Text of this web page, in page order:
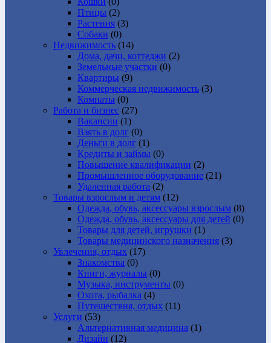
Птицы (2)
Растения (3)
Собаки (0)
Недвижимость (14)
Дома, дачи, коттеджи (2)
Земельные участки (0)
Квартиры (9)
Коммерческая недвижимость (3)
Комнаты (0)
Работа и бизнес (27)
Вакансии (1)
Взять в долг (0)
Деньги в долг (1)
Кредиты и займы (0)
Повышение квалификации (2)
Промышленное оборудование (21)
Удаленная работа (2)
Товары взрослым и детям (12)
Одежда, обувь, аксессуары взрослым (8)
Одежда, обувь, аксессуары для детей (0)
Товары для детей, игрушки (1)
Товары медицинского назначения (3)
Увлечения, отдых (17)
Знакомства (0)
Книги, журналы (0)
Музыка, инструменты (0)
Охота, рыбалка (4)
Путешествия, отдых (11)
Услуги (53)
Альтернативная медицина (1)
Дизайн (12)